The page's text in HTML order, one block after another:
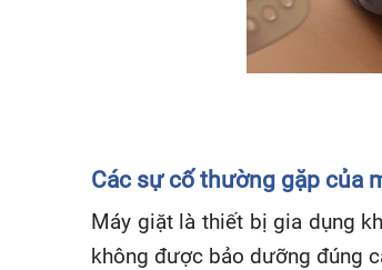
Các sự cố thường gặp của
Máy giặt là thiết bị gia dụng
không được bảo dưỡng đúng